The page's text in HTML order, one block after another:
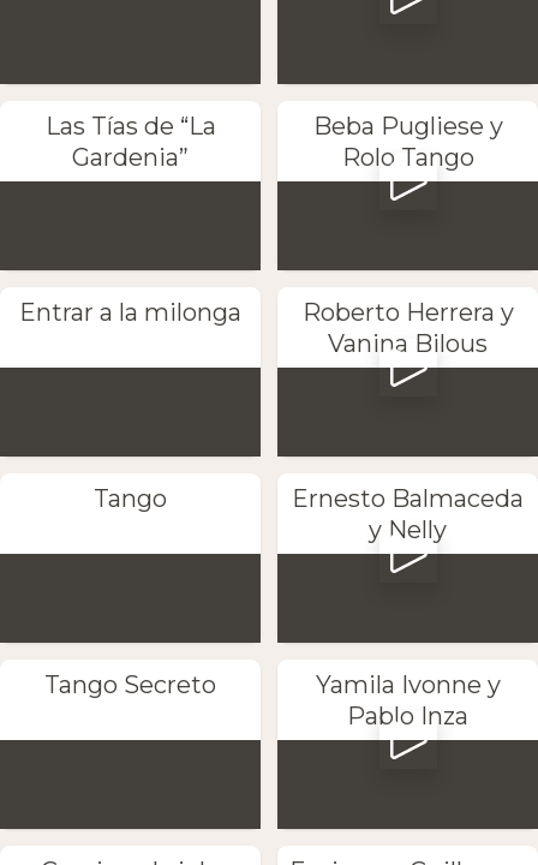
Las Tías de “La
Gardenia”
Beba Pugliese y
Rolo Tango
Entrar a la milonga
Roberto Herrera y
Vanina Bilous
Tango
Ernesto Balmaceda
y Nelly
Tango Secreto
Yamila Ivonne y
Pablo Inza